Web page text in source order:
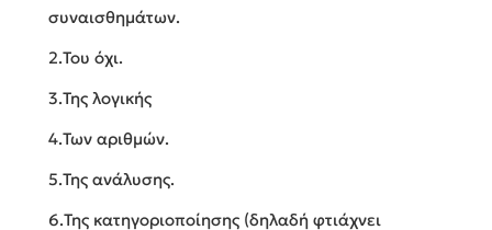
συναισθημάτων.
2.Του όχι.
3.Της λογικής
4.Των αριθμών.
5.Της ανάλυσης.
6.Της κατηγοριοποίησης (δηλαδή φτιάχνει